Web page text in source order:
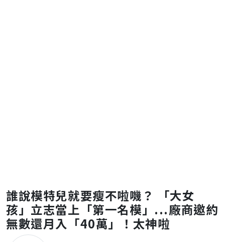
誰說模特兒就要瘦不啦嘰？ 「大女
孩」立志當上「第一名模」...廠商邀約
無數還月入「40萬」！太神啦